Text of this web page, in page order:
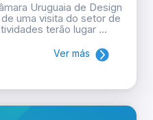
Uruguaia de Design
uma visita do setor de
terão lugar ...
Ver más